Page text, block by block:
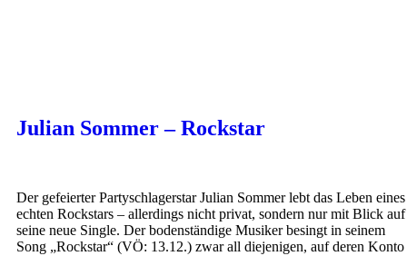
Julian Sommer – Rockstar
Der gefeierter Partyschlagerstar Julian Sommer lebt das Leben eines
echten Rockstars – allerdings nicht privat, sondern nur mit Blick auf
seine neue Single. Der bodenständige Musiker besingt in seinem
Song „Rockstar“ (VÖ: 13.12.) zwar all diejenigen, auf deren Konto